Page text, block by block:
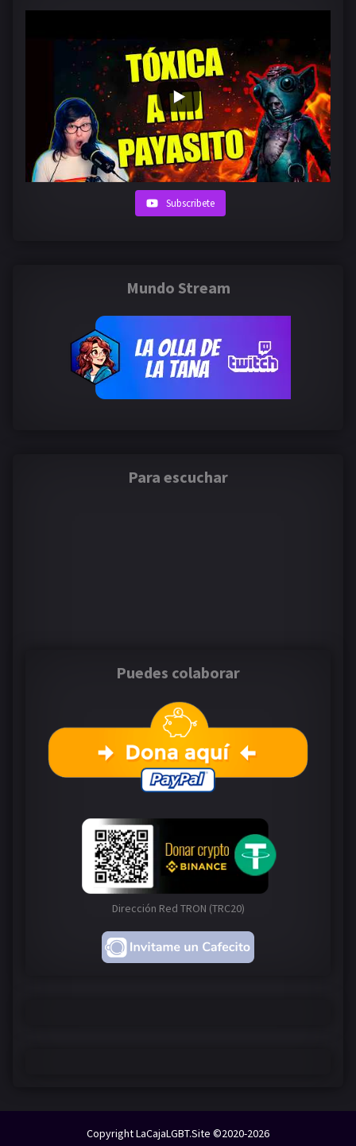
Subscribete
Mundo Stream
Para escuchar
Puedes colaborar
Dirección Red TRON (TRC20)
Copyright LaCajaLGBT.Site ©2020-2026